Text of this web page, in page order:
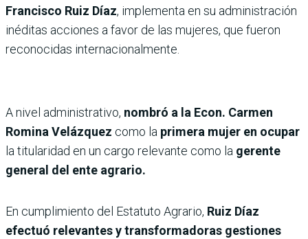
Francisco Ruiz Díaz, implementa en su administración
inéditas acciones a favor de las mujeres, que fueron
reconocidas internacionalmente.
A nivel administrativo, nombró a la Econ. Carmen
Romina Velázquez como la primera mujer en ocupar
la titularidad en un cargo relevante como la gerente
general del ente agrario.
En cumplimiento del Estatuto Agrario, Ruiz Díaz
efectuó relevantes y transformadoras gestiones